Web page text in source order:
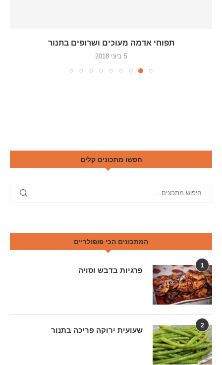
תפוחי אדמה מעוכים ושרופים בתנור
5 ביוני 2018
חפשו מתכונים קלים
המתכונים הכי פופולריים
1
פרגיות בדבש וסויה
2
שעועית ירוקה פריכה בתנור